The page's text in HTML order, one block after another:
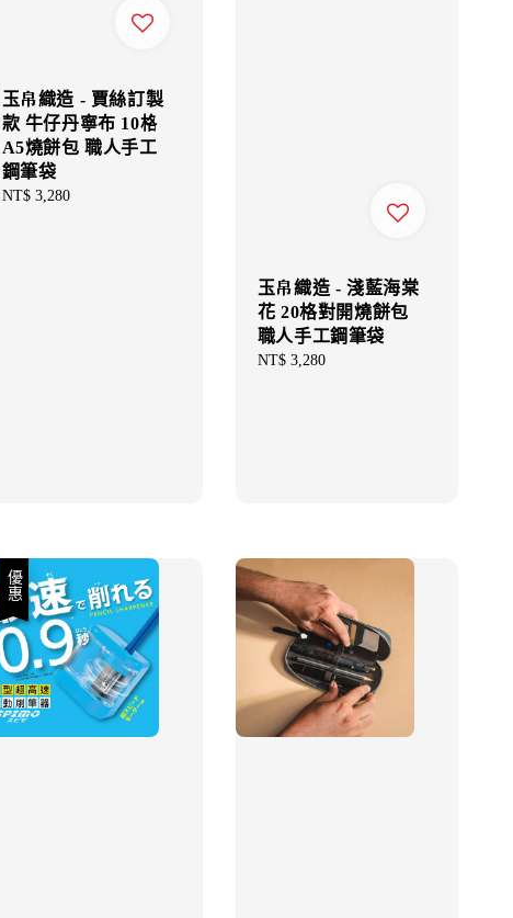
玉帛織造 - 賈絲訂製
款 牛仔丹寧布 10格
A5燒餅包 職人手工
鋼筆袋
Regular
NT$ 3,280
玉帛織造 - 淺藍海棠
花 20格對開燒餅包
職人手工鋼筆袋
Regular
NT$ 3,280
優惠